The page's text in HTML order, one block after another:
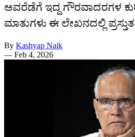
ಅವರೆಡೆಗೆ ಇದ್ದ ಗೌರವಾದರಗಳ
ಮಾತುಗಳು ಈ ಲೇಖನದಲ್ಲಿ
By Kashyap Naik
— Feb 4, 2026